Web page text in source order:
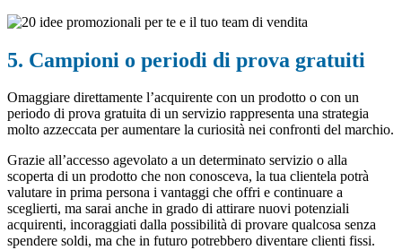
5. Campioni o periodi di prova gratuiti
Omaggiare direttamente l’acquirente con un prodotto o con un
periodo di prova gratuita di un servizio rappresenta una strategia
molto azzeccata per aumentare la curiosità nei confronti del marchio.
Grazie all’accesso agevolato a un determinato servizio o alla
scoperta di un prodotto che non conosceva, la tua clientela potrà
valutare in prima persona i vantaggi che offri e continuare a
sceglierti, ma sarai anche in grado di attirare nuovi potenziali
acquirenti, incoraggiati dalla possibilità di provare qualcosa senza
spendere soldi, ma che in futuro potrebbero diventare clienti fissi.